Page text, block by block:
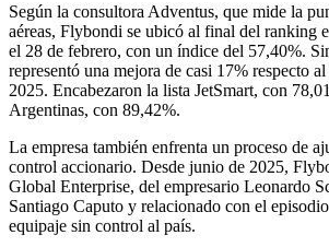
Según la consultora Adventus, que mide la
aéreas, Flybondi se ubicó al final del ranking
el 28 de febrero, con un índice del 57,40%.
representó una mejora de casi 17% respecto
2025. Encabezaron la lista JetSmart, con
Argentinas, con 89,42%.
La empresa también enfrenta un proceso de
control accionario. Desde junio de 2025,
Global Enterprise, del empresario Leonardo
Santiago Caputo y relacionado con el
equipaje sin control al país.